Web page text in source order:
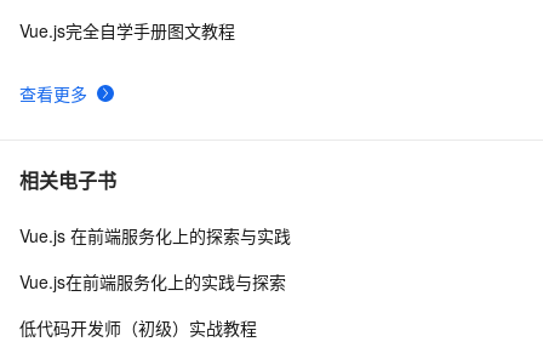
查看更多
Vue.js完全自学手册图文教程
相关电子书
Vue.js 在前端服务化上的探索与实践
Vue.js在前端服务化上的实践与探索
低代码开发师（初级）实战教程